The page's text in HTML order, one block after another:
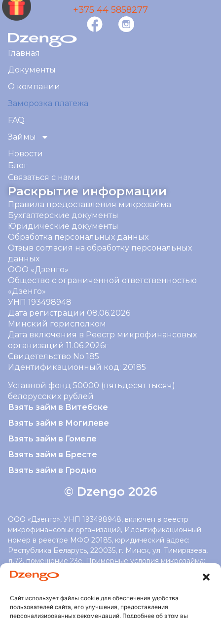
Сайт использует файлы cookie для обеспечения удобства
пользователей сайта, его улучшения, предоставления
персонализированных рекомендаций. Подробнее об этом вы
+375 44 5858277
Главная
Документы
О компании
Заморозка платежа
FAQ
Займы
Новости
Блог
Связаться с нами
Раскрытие информации
Правила предоставления микрозайма
Бухгалтерские документы
Юридические документы
Обработка персональных данных
Отзыв согласия на обработку персональных
данных
ООО «Дзенго»
Общество с ограниченной ответственностью
«Дзенго»
УНП 193498948
Дата регистрации 08.06.2026
Минский горисполком
Дата включения в Реестр микрофинансовых
организаций 11.06.2026г
Свидетельство No 185
Идентификационный код: 20185
Уставной фонд 50000 (пятьдесят тысяч)
белорусских рублей
Взять займ в Витебске
Взять займ в Могилеве
Взять займ в Гомеле
Взять займ в Бресте
Взять займ в Гродно
© Dzengo 2026
ООО «Дзенго», УНП 193498948, включен в реестр
микрофинансовых организаций, Идентификационный
номер в реестре МФО 20185, юридический адрес:
Республика Беларусь, 220035, г. Минск, ул. Тимирязева,
д.72, помещение 23е. Примерные условия микрозайма:
cумма займа — от 300 до 100 000 бел. рублей;
минимальная процентная cтавка 78% (високосный —
(високосный — 371%) годовых; максимальный срок займа
60 мес. Приблизительный расчет: сумма 1000 рублей